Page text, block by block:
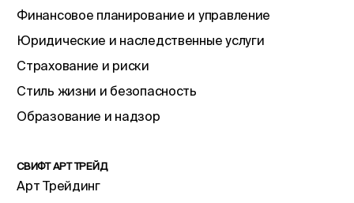
Финансовое планирование и управление
Юридические и наследственные услуги
Страхование и риски
Стиль жизни и безопасность
Образование и надзор
СВИФТ АРТ ТРЕЙД
Арт Трейдинг